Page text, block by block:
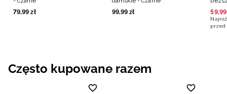
79,99 zł
99,99 zł
59,99
przed
Często kupowane razem